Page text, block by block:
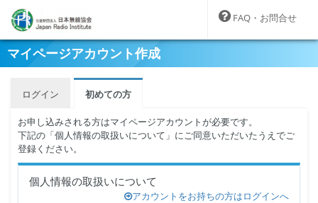
FAQ・お問合せ
マイページアカウント作成
ログイン 初めての方
お申し込みされる方はマイページアカウントが必要です。
下記の「個人情報の取扱いについて」にご同意いただいたうえでご
登録ください。
個人情報の取扱いについて
アカウントをお持ちの方はログインへ